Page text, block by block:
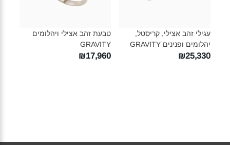
עגילי זהב אצילי, קריסטל,
יהלומים ופנינים GRAVITY‎
₪25,330
טבעת זהב אצילי ויהלומים
GRAVITY‎
₪17,960